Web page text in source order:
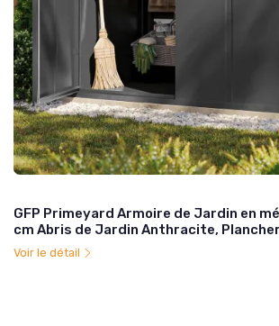
GFP Primeyard Armoire de Jardin en
cm Abris de Jardin Anthracite,
Voir le détail